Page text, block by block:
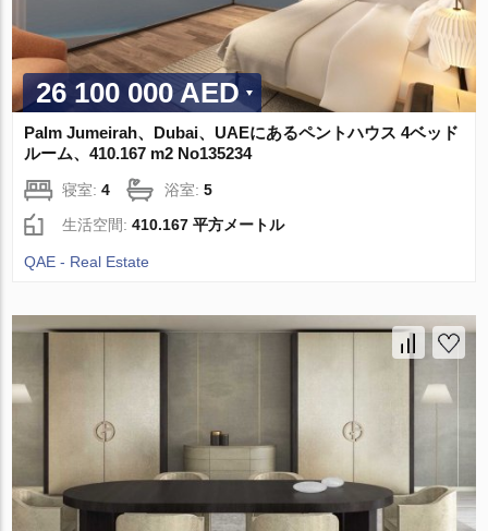
26 100 000 AED
Palm Jumeirah、Dubai、UAEにあるペントハウス 4ベッド
ルーム、410.167 m2 No135234
寝室:4 浴室:5
生活空間:410.167 平方メートル
QAE - Real Estate